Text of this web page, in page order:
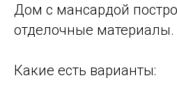
Дом с мансардой
отделочные материалы.
Какие есть варианты: